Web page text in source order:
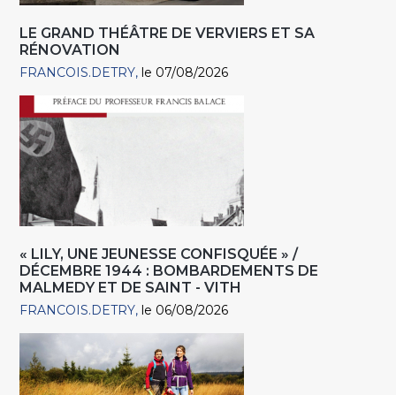
LE GRAND THÉÂTRE DE VERVIERS ET SA
RÉNOVATION
FRANCOIS.DETRY le 07/08/2026
« LILY, UNE JEUNESSE CONFISQUÉE » /
DÉCEMBRE 1944 : BOMBARDEMENTS DE
MALMEDY ET DE SAINT - VITH
FRANCOIS.DETRY le 06/08/2026